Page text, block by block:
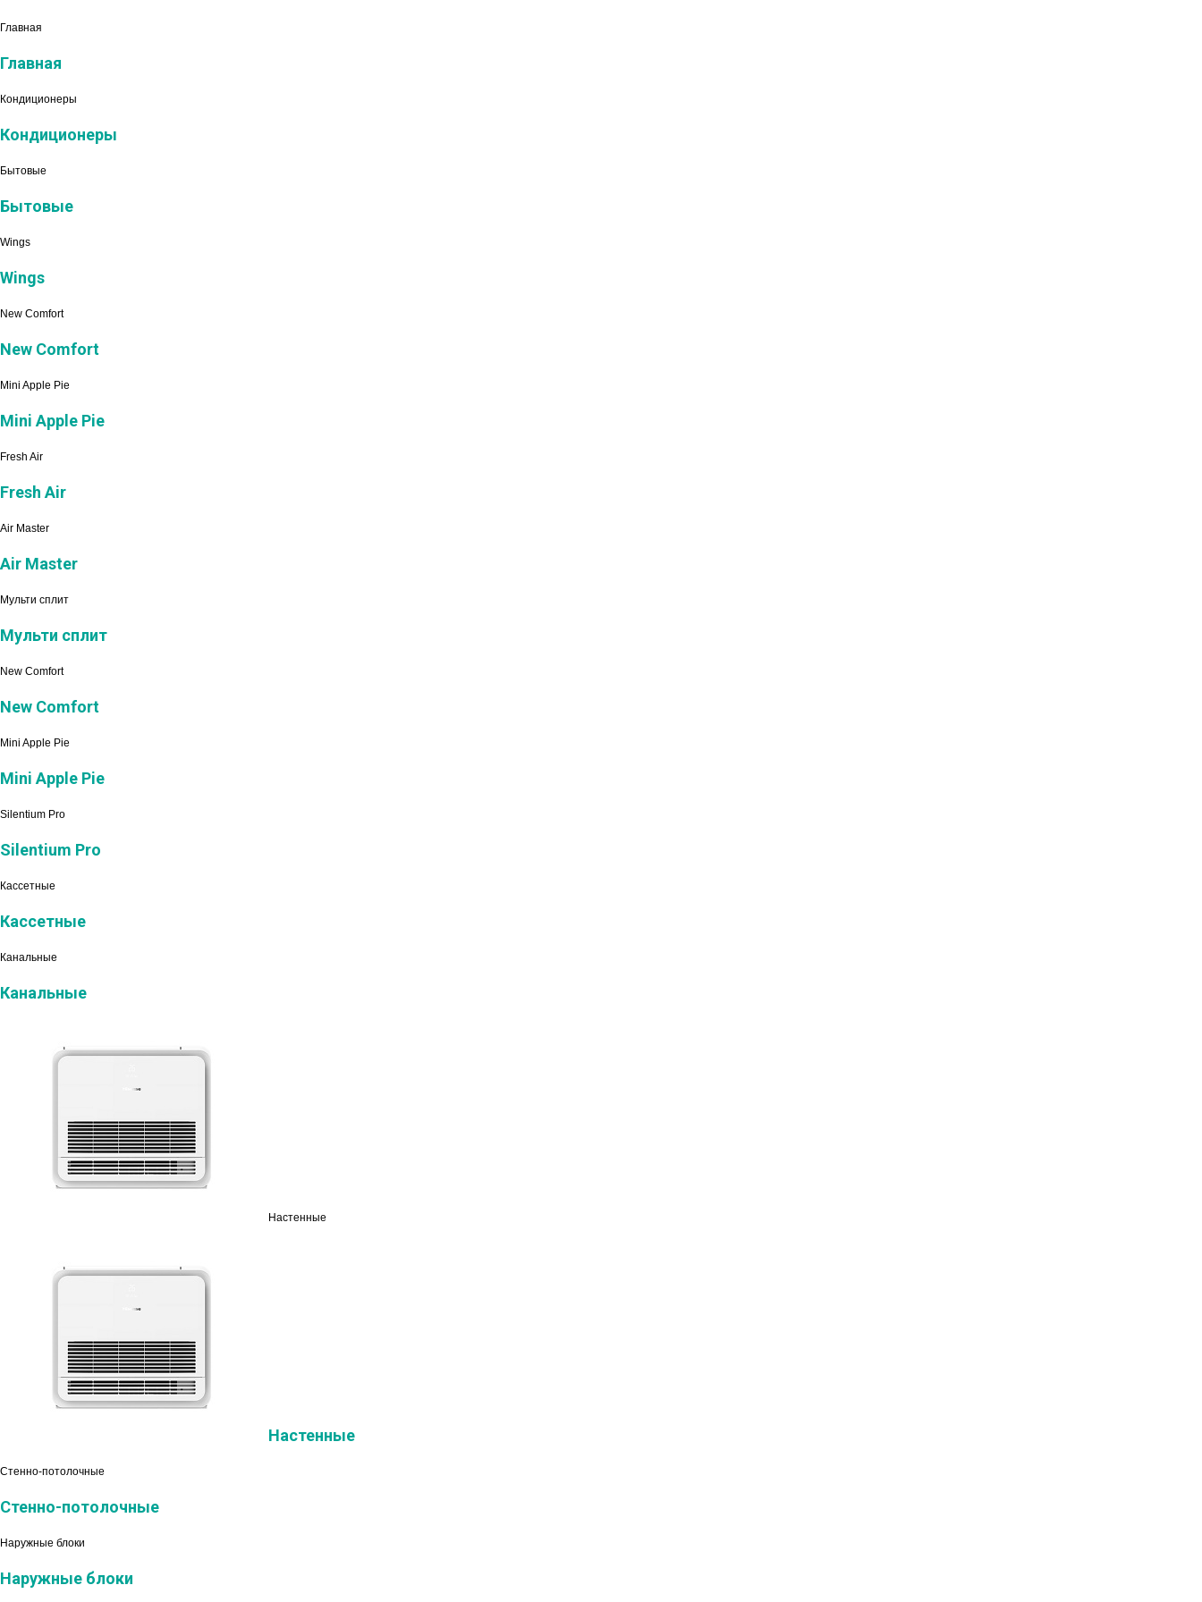
Главная
Главная
Кондиционеры
Кондиционеры
Бытовые
Бытовые
Wings
Wings
New Comfort
New Comfort
Mini Apple Pie
Mini Apple Pie
Fresh Air
Fresh Air
Air Master
Air Master
Мульти сплит
Мульти сплит
New Comfort
New Comfort
Mini Apple Pie
Mini Apple Pie
Silentium Pro
Silentium Pro
Кассетные
Кассетные
Канальные
Канальные
Настенные
Настенные
Стенно-потолочные
Стенно-потолочные
Наружные блоки
Наружные блоки